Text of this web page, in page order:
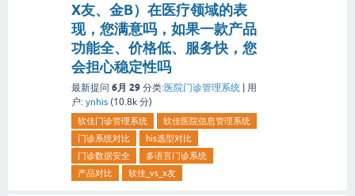
X友、金B）在医疗领域的表
现，您满意吗，如果一款产品
功能全、价格低、服务快，您
会担心稳定性吗
最新提问 6月 29 分类:医院门诊管理系统
用
户: ynhis (10.8k 分)
软佳门诊管理系统
软佳医院信息管理系统
门诊系统对比
his选型对比
门诊数据安全
多语言门诊系统
产品对比
软佳_vs_x友